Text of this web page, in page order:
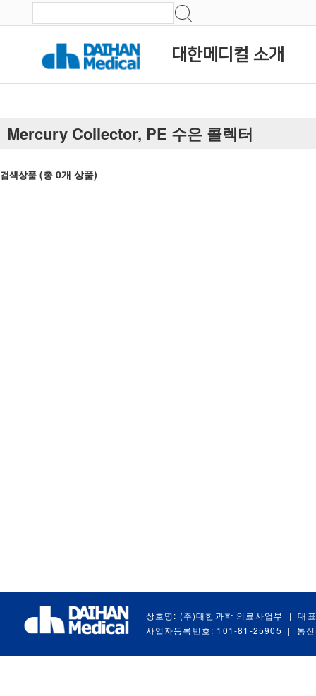
대한메디컬 소개
Mercury Collector, PE 수은 콜렉터
검색상품 (총 0개 상품)
상호명: (주)대한과학 의료사업부 |
대
사업자등록번호: 101-81-25905
| 통